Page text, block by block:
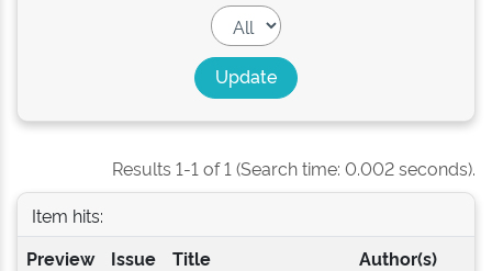
Results 1-1 of 1 (Search time: 0.002 seconds).
Item hits:
Preview
Issue
Title Author(s)